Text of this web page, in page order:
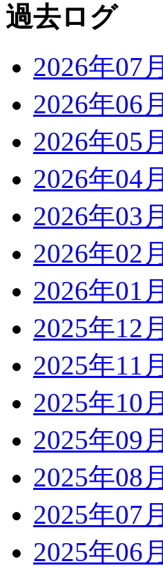
過去ログ
2026年07月
2026年06月
2026年05月
2026年04月
2026年03月
2026年02月
2026年01月
2025年12月
2025年11月
2025年10月
2025年09月
2025年08月
2025年07月
2025年06月